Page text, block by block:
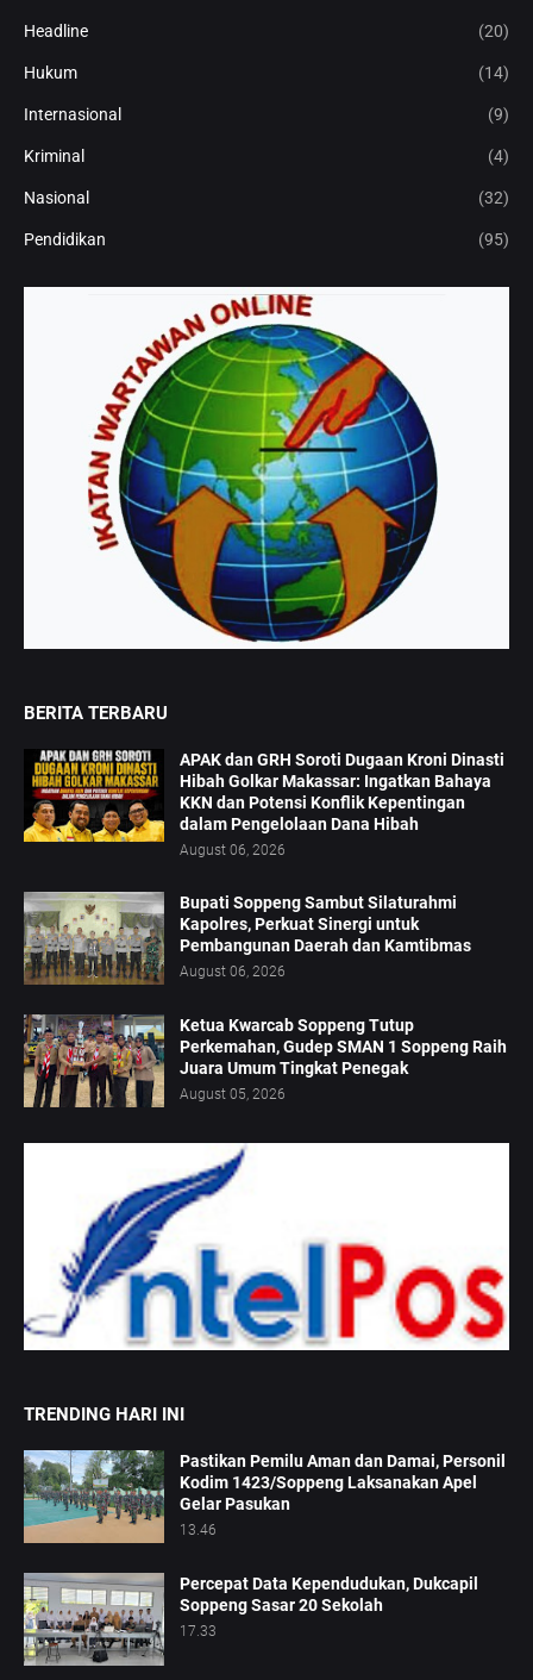
Headline (20)
Hukum (14)
Internasional (9)
Kriminal (4)
Nasional (32)
Pendidikan (95)
BERITA TERBARU
APAK dan GRH Soroti Dugaan Kroni Dinasti
Hibah Golkar Makassar: Ingatkan Bahaya
KKN dan Potensi Konflik Kepentingan
dalam Pengelolaan Dana Hibah
August 06, 2026
Bupati Soppeng Sambut Silaturahmi
Kapolres, Perkuat Sinergi untuk
Pembangunan Daerah dan Kamtibmas
August 06, 2026
Ketua Kwarcab Soppeng Tutup
Perkemahan, Gudep SMAN 1 Soppeng Raih
Juara Umum Tingkat Penegak
August 05, 2026
TRENDING HARI INI
Pastikan Pemilu Aman dan Damai, Personil
Kodim 1423/Soppeng Laksanakan Apel
Gelar Pasukan
13.46
Percepat Data Kependudukan, Dukcapil
Soppeng Sasar 20 Sekolah
17.33